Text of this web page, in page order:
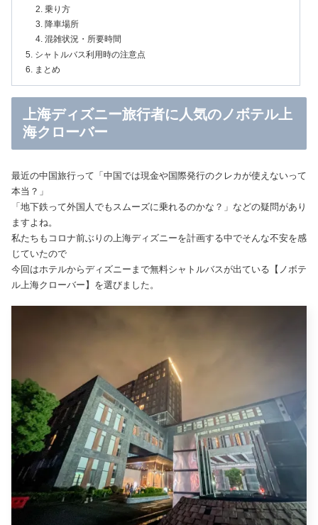
乗り方
降車場所
混雑状況・所要時間
シャトルバス利用時の注意点
まとめ
上海ディズニー旅行者に人気のノボテル上
海クローバー
最近の中国旅行って「中国では現金や国際発行のクレカが使えないって
本当？」
「地下鉄って外国人でもスムーズに乗れるのかな？」などの疑問があり
ますよね。
私たちもコロナ前ぶりの上海ディズニーを計画する中でそんな不安を感
じていたので
今回はホテルからディズニーまで無料シャトルバスが出ている【ノボテ
ル上海クローバー】を選びました。